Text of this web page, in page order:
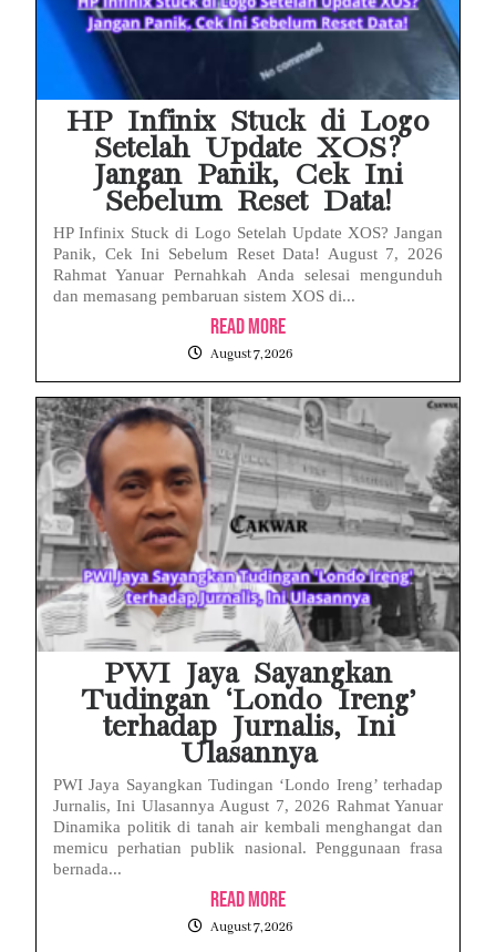
HP Infinix Stuck di Logo
Setelah Update XOS?
Jangan Panik, Cek Ini
Sebelum Reset Data!
HP Infinix Stuck di Logo Setelah Update XOS? Jangan
Panik, Cek Ini Sebelum Reset Data! August 7, 2026
Rahmat Yanuar Pernahkah Anda selesai mengunduh
dan memasang pembaruan sistem XOS di...
Read More
August 7, 2026
PWI Jaya Sayangkan
Tudingan ‘Londo Ireng’
terhadap Jurnalis, Ini
Ulasannya
PWI Jaya Sayangkan Tudingan ‘Londo Ireng’ terhadap
Jurnalis, Ini Ulasannya August 7, 2026 Rahmat Yanuar
Dinamika politik di tanah air kembali menghangat dan
memicu perhatian publik nasional. Penggunaan frasa
bernada...
Read More
August 7, 2026